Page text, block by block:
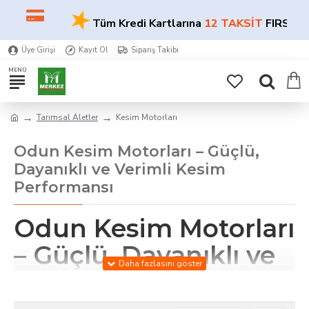
★Tüm Kredi Kartlarına12 TAKSİTFIRSATI!
Üye Girişi Kayıt Ol Sipariş Takibi
Tarımsal Aletler Kesim Motorları
Odun Kesim Motorları – Güçlü,
Dayanıklı ve Verimli Kesim
Performansı
Odun Kesim Motorları
– Güçlü, Dayanıklı ve